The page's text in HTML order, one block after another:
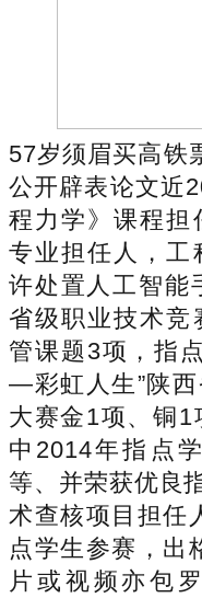
57岁须眉买高铁
公开辟表论文近
程力学》课程担
专业担任人，工
许处置人工智能
省级职业技术竞
管课题3项，指
—彩虹人生”陕
大赛金1项、铜
中2014年指点
等、并荣获优良
术查核项目担任
点学生参赛，出
片或视频亦包